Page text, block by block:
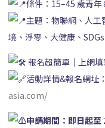
條件：15–45 歲青年
主題：物聯網、人工
境、淨零、大健康、
報名超簡單｜上網
活動詳情&報名網址：
asia.com/
申請期間：即日起